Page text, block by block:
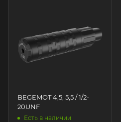
BEGEMOT 4,5, 5,5 / 1/2-
20UNF
Есть в наличии